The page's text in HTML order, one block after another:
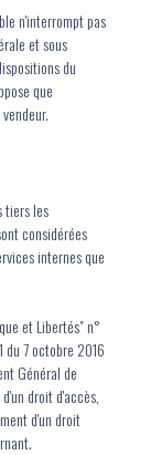
n'interrompt pas
et sous
du
que
tiers les
considérées
internes que
et Libertés" n°
du 7 octobre 2016
Général de
droit d'accès,
d'un droit